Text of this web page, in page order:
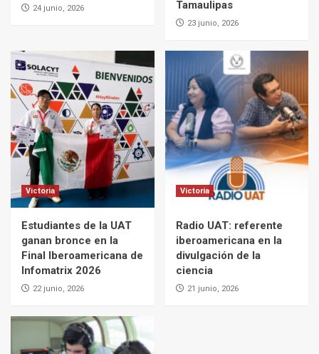
24 junio, 2026
Tamaulipas
23 junio, 2026
Victoria
Estudiantes de la UAT
ganan bronce en la
Final Iberoamericana de
Infomatrix 2026
22 junio, 2026
Victoria
Radio UAT: referente
iberoamericana en la
divulgación de la
ciencia
21 junio, 2026